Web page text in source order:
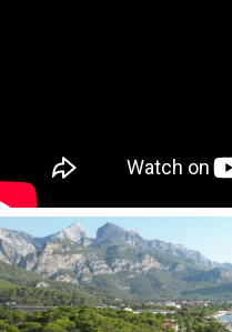
dviaukštė lova, 1 vonios
40 m2
Flora Suite tipo numeris
miegamieji, maks. 4+1
Yra numerių pritaikytų
Apgyvendinimas su